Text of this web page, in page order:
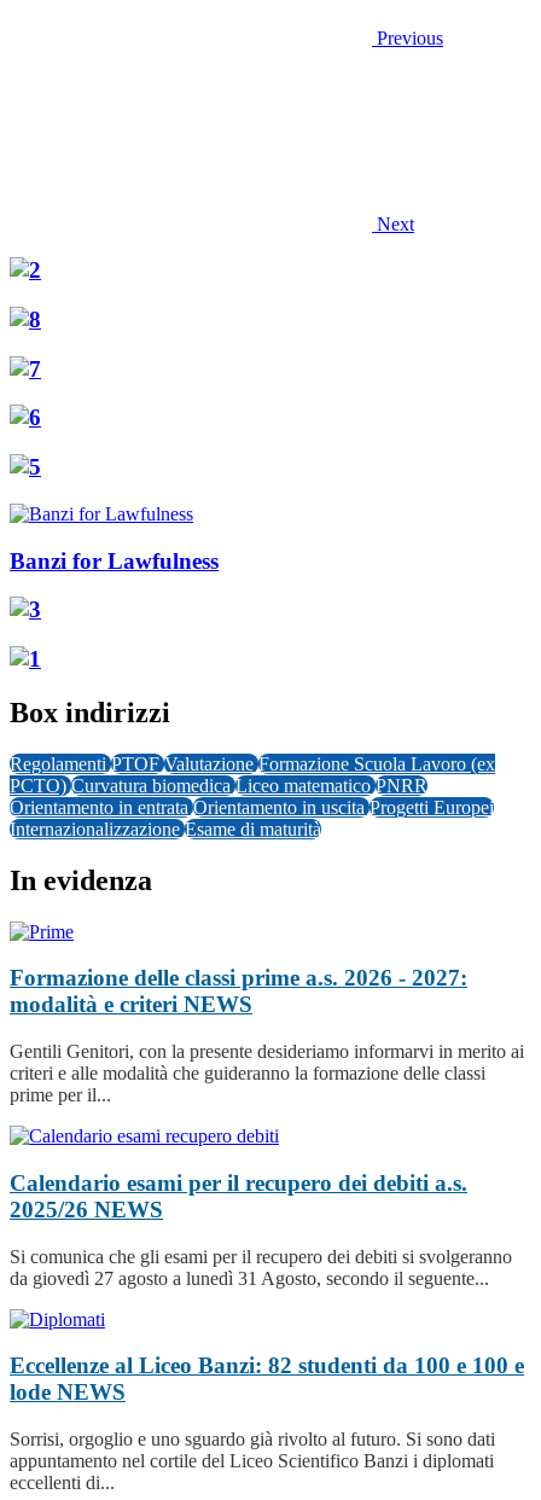
Previous
Next
Banzi for Lawfulness
Box indirizzi
RegolamentiPTOFValutazioneFormazione Scuola Lavoro (ex
PCTO)Curvatura biomedicaLiceo matematicoPNRR
Orientamento in entrataOrientamento in uscitaProgetti Europei
InternazionalizzazioneEsame di maturità
In evidenza
Formazione delle classi prime a.s. 2026 - 2027:
modalità e criteri NEWS
Gentili Genitori, con la presente desideriamo informarvi in merito ai
criteri e alle modalità che guideranno la formazione delle classi
prime per il...
Calendario esami per il recupero dei debiti a.s.
2025/26 NEWS
Si comunica che gli esami per il recupero dei debiti si svolgeranno
da giovedì 27 agosto a lunedì 31 Agosto, secondo il seguente...
Eccellenze al Liceo Banzi: 82 studenti da 100 e 100 e
lode NEWS
Sorrisi, orgoglio e uno sguardo già rivolto al futuro. Si sono dati
appuntamento nel cortile del Liceo Scientifico Banzi i diplomati
eccellenti di...